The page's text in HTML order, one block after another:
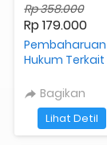
Rp 358.000
Rp 179.000
Pembaharuan
Hukum Terkait
Berpendapat
Dalam
Bermedia
Sosial Di
Bagikan
`
Lihat Detil